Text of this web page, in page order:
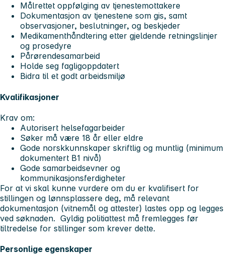
Målrettet oppfølging av tjenestemottakere
Dokumentasjon av tjenestene som gis, samt
observasjoner, beslutninger, og beskjeder
Medikamenthåndtering etter gjeldende retningslinjer
og prosedyre
Pårørendesamarbeid
Holde seg fagligoppdatert
Bidra til et godt arbeidsmiljø
Kvalifikasjoner
Krav om:
Autorisert helsefagarbeider
Søker må være 18 år eller eldre
Gode norskkunnskaper skriftlig og muntlig (minimum
dokumentert B1 nivå)
Gode samarbeidsevner og
kommunikasjonsferdigheter
For at vi skal kunne vurdere om du er kvalifisert for
stillingen og lønnsplassere deg, må relevant
dokumentasjon (vitnemål og attester) lastes opp og legges
ved søknaden. Gyldig politiattest må fremlegges før
tiltredelse for stillinger som krever dette.
Personlige egenskaper